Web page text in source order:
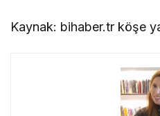
Kaynak: bihaber.tr köşe